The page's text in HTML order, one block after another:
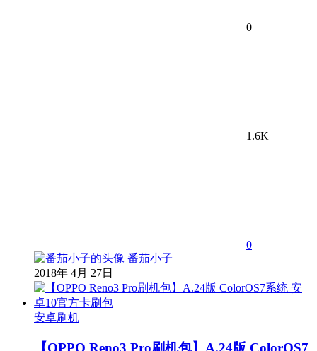
0
1.6K
0
番茄小子
2018年 4月 27日
安卓刷机
【OPPO Reno3 Pro刷机包】A.24版 ColorOS7